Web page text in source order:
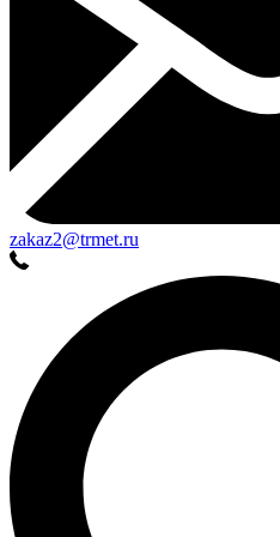
zakaz2@trmet.ru